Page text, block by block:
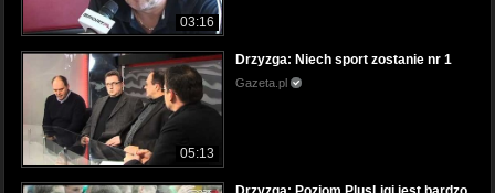
03:16
05:13
Drzyzga: Niech sport zostanie nr 1
Gazeta.pl